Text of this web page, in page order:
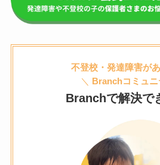
不登校・発達障害が
＼
Branchコミュニ
Branchで解決で